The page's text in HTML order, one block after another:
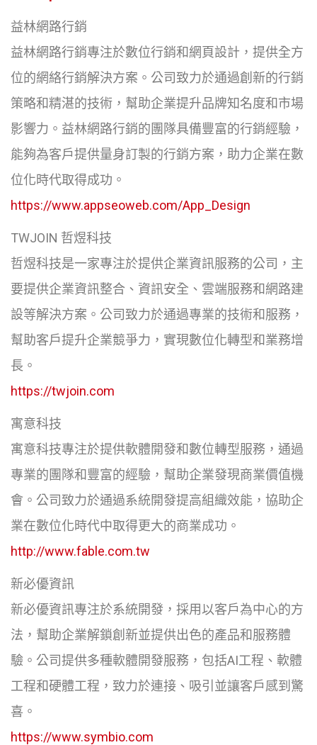
益林網路行銷
益林網路行銷專注於數位行銷和網頁設計，提供全方
位的網絡行銷解決方案。公司致力於通過創新的行銷
策略和精湛的技術，幫助企業提升品牌知名度和市場
影響力。益林網路行銷的團隊具備豐富的行銷經驗，
能夠為客戶提供量身訂製的行銷方案，助力企業在數
位化時代取得成功。
https://www.appseoweb.com/App_Design
TWJOIN 哲煜科技
哲煜科技是一家專注於提供企業資訊服務的公司，主
要提供企業資訊整合、資訊安全、雲端服務和網路建
設等解決方案。公司致力於通過專業的技術和服務，
幫助客戶提升企業競爭力，實現數位化轉型和業務增
長。
https://twjoin.com
寓意科技
寓意科技專注於提供軟體開發和數位轉型服務，通過
專業的團隊和豐富的經驗，幫助企業發現商業價值機
會。公司致力於通過系統開發提高組織效能，協助企
業在數位化時代中取得更大的商業成功。
http://www.fable.com.tw
新必優資訊
新必優資訊專注於系統開發，採用以客戶為中心的方
法，幫助企業解鎖創新並提供出色的產品和服務體
驗。公司提供多種軟體開發服務，包括AI工程、軟體
工程和硬體工程，致力於連接、吸引並讓客戶感到驚
喜。
https://www.symbio.com